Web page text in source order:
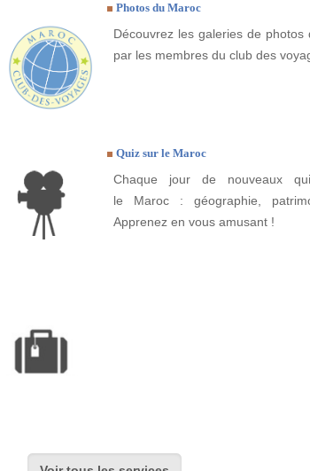
Photos du Maroc
Découvrez les galeries de photos
par les membres du club des
Quiz sur le Maroc
Chaque jour de nouveaux
le Maroc : géographie,
Apprenez en vous amusant !